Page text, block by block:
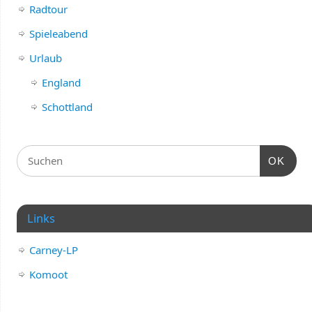
Radtour
Spieleabend
Urlaub
England
Schottland
OK
Links
Carney-LP
Komoot